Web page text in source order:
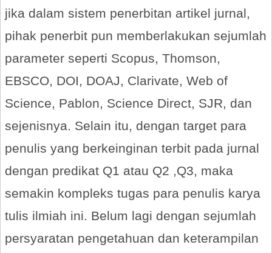
jika dalam sistem penerbitan artikel jurnal,
pihak penerbit pun memberlakukan sejumlah
parameter seperti Scopus, Thomson,
EBSCO, DOI, DOAJ, Clarivate, Web of
Science, Pablon, Science Direct, SJR, dan
sejenisnya. Selain itu, dengan target para
penulis yang berkeinginan terbit pada jurnal
dengan predikat Q1 atau Q2 ,Q3, maka
semakin kompleks tugas para penulis karya
tulis ilmiah ini. Belum lagi dengan sejumlah
persyaratan pengetahuan dan keterampilan